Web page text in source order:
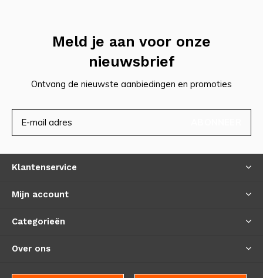
Meld je aan voor onze
nieuwsbrief
Ontvang de nieuwste aanbiedingen en promoties
Klantenservice
Mijn account
Categorieën
Over ons